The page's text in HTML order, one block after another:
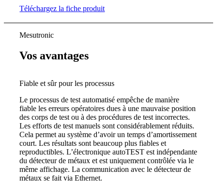
Téléchargez la fiche produit
Mesutronic
Vos avantages
Fiable et sûr pour les processus
Le processus de test automatisé empêche de manière
fiable les erreurs opératoires dues à une mauvaise position
des corps de test ou à des procédures de test incorrectes.
Les efforts de test manuels sont considérablement réduits.
Cela permet au système d’avoir un temps d’amortissement
court. Les résultats sont beaucoup plus fiables et
reproductibles. L’électronique autoTEST est indépendante
du détecteur de métaux et est uniquement contrôlée via le
même affichage. La communication avec le détecteur de
métaux se fait via Ethernet.